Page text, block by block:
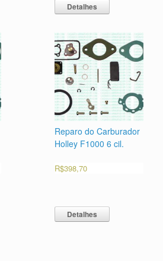
Detalhes
Reparo do Carburador
Holley F1000 6 cil.
R$398,70
Detalhes